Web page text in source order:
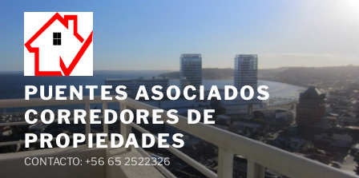
PUENTES ASOCIADOS
CORREDORES DE
PROPIEDADES
CONTACTO: +56 65 2522326